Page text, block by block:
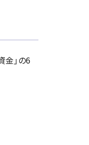
金」の6